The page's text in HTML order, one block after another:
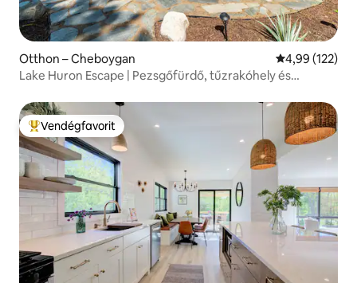
Otthon – Cheboygan Átlagos
4,99 (122)
Lake Huron Escape | Pezsgőfürdő, tűzrakóhely és
Kiemelt vendégfavorit
Vendégfavorit